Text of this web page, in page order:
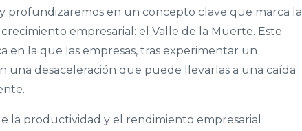
profundizaremos en un concepto clave que marca la
empresarial: el Valle de la Muerte. Este
en la que las empresas, tras experimentar un
una desaceleración que puede llevarlas a una caída
la productividad y el rendimiento empresarial